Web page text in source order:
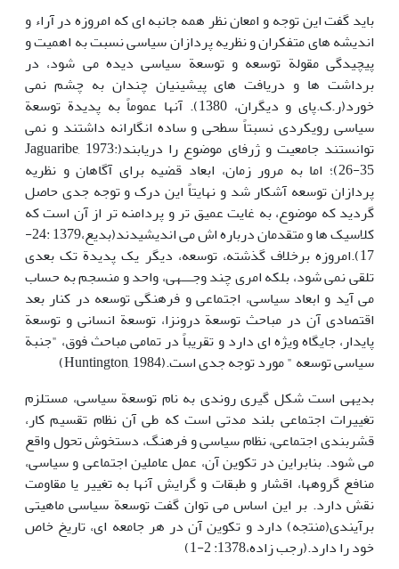
باید گفت این توجه و امعان نظر همه جانبه ای که امروزه در آراء و
اندیشه های متفکران و نظریه پردازان سیاسی نسبت به اهمیت و
پیچیدگی مقولة توسعه و توسعة سیاسی دیده می شود، در
برداشت ها و دریافت های پیشینیان چندان به چشم نمی
خورد(ر.ک.پای و دیگران، 1380). آنها عموماً به پدیدة توسعة
سیاسی رویکردی نسبتاً سطحی و ساده انگارانه داشتند و نمی
توانستند جامعیت و ژرفای موضوع را دریابند(Jaguaribe, 1973:
26-35)؛ اما به مرور زمان، ابعاد قضیه برای آگاهان و نظریه
پردازان توسعه آشکار شد و نهایتاً این درک و توجه جدی حاصل
گردید که موضوع، به غایت عمیق تر و پردامنه تر از آن است که
کلاسیک ها و متقدمان درباره اش می اندیشیدند(بدیع،1379 :24-
17).امروزه برخلاف گذشته، توسعه، دیگر یک پدیدة تک بعدی
تلقی نمی شود، بلکه امری چند وجـــهی، واحد و منسجم به حساب
می آید و ابعاد سیاسی، اجتماعی و فرهنگی توسعه در کنار بعد
اقتصادی آن در مباحث توسعة درونزا، توسعة انسانی و توسعة
پایدار، جایگاه ویژه ای دارد و تقریباً در تمامی مباحث فوق، "جنبة
سیاسی توسعه " مورد توجه جدی است.(Huntington, 1984)
بدیهی است شکل گیری روندی به نام توسعة سیاسی، مستلزم
تغییرات اجتماعی بلند مدتی است که طی آن نظام تقسیم کار،
قشربندی اجتماعی، نظام سیاسی و فرهنگ، دستخوش تحول واقع
می شود. بنابراین در تکوین آن، عمل عاملین اجتماعی و سیاسی،
منافع گروهها، اقشار و طبقات و گرایش آنها به تغییر یا مقاومت
نقش دارد. بر این اساس می توان گفت توسعة سیاسی ماهیتی
برآیندی(منتجه) دارد و تکوین آن در هر جامعه ای، تاریخ خاص
خود را دارد.(رجب زاده،1378: 2-1)